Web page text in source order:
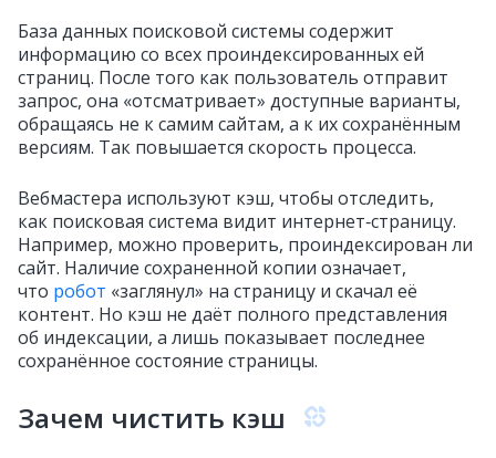
База данных поисковой системы содержит
информацию со всех проиндексированных ей
страниц. После того как пользователь отправит
запрос, она «отсматривает» доступные варианты,
обращаясь не к самим сайтам, а к их сохранённым
версиям. Так повышается скорость процесса.
Вебмастера используют кэш, чтобы отследить,
как поисковая система видит интернет‑страницу.
Например, можно проверить, проиндексирован ли
сайт. Наличие сохраненной копии означает,
что робот «заглянул» на страницу и скачал её
контент. Но кэш не даёт полного представления
об индексации, а лишь показывает последнее
сохранённое состояние страницы.
Зачем чистить кэш